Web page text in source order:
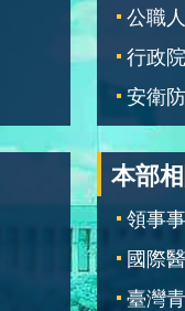
公職
行政
安衛
本部
領事
國際
臺灣